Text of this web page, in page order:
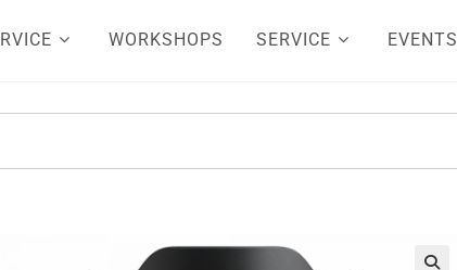
WORKSHOPS SERVICE EVENTS